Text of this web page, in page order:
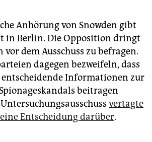
Anhörung von Snowden gibt
in Berlin. Die Opposition dringt
vor dem Ausschuss zu befragen.
dagegen bezweifeln, dass
Informationen zur
beitragen
vertagte
Entscheidung darüber.